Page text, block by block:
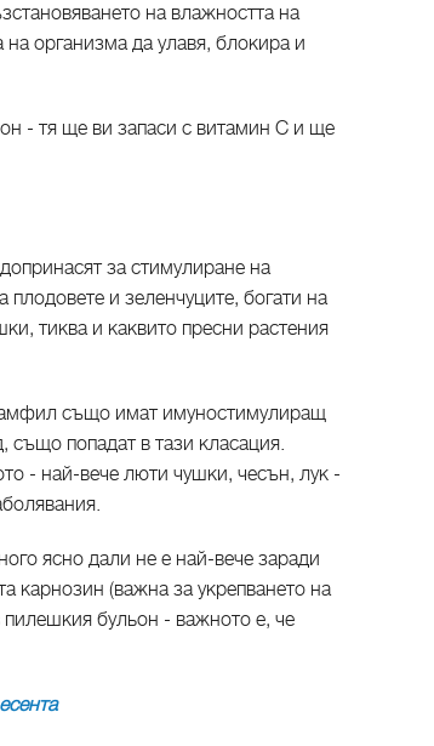
на влажността на
на организма да улавя, блокира и
- тя ще ви запаси с витамин C и ще
за стимулиране на
и зеленчуците, богати на
тиква и каквито пресни растения
също имат имуностимулиращ
също попадат в тази класация.
- най-вече люти чушки, чесън, лук -
ясно дали не е най-вече заради
карнозин (важна за укрепването на
бульон - важното е, че